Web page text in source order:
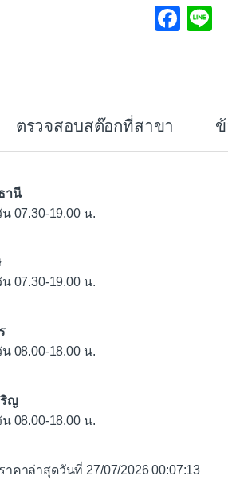
F
o
ตรวจสอบสต๊อกที่สาขา
านี
07.30-19.00 น.
07.30-19.00 น.
08.00-18.00 น.
ริญ
08.00-18.00 น.
คาล่าสุดวันที่ 27/07/2026 00:07:13